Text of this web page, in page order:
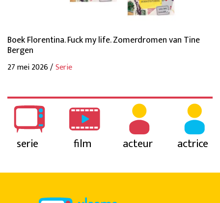
Boek Florentina. Fuck my life. Zomerdromen van Tine
Bergen
27 mei 2026 /Serie
serie film acteur actrice